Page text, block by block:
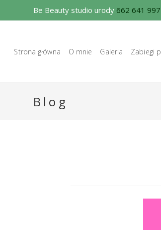
Be Beauty studio urody662 641 997
Strona główna O mnie Galeria Zabiegi
Blog